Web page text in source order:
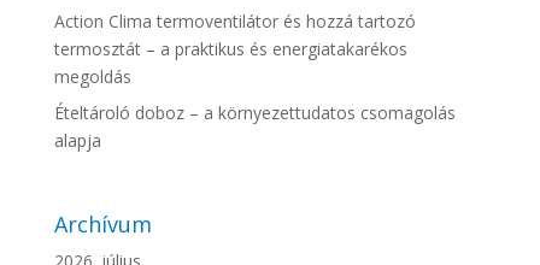
Action Clima termoventilátor és hozzá tartozó
termosztát – a praktikus és energiatakarékos
megoldás
Ételtároló doboz – a környezettudatos csomagolás
alapja
Archívum
2026. július